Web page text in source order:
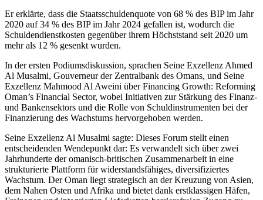
Er erklärte, dass die Staatsschuldenquote von 68 % des BIP im Jahr
2020 auf 34 % des BIP im Jahr 2024 gefallen ist, wodurch die
Schuldendienstkosten gegenüber ihrem Höchststand seit 2020 um
mehr als 12 % gesenkt wurden.
In der ersten Podiumsdiskussion, sprachen Seine Exzellenz Ahmed
Al Musalmi, Gouverneur der Zentralbank des Omans, und Seine
Exzellenz Mahmood Al Aweini über Financing Growth: Reforming
Oman’s Financial Sector, wobei Initiativen zur Stärkung des Finanz-
und Bankensektors und die Rolle von Schuldinstrumenten bei der
Finanzierung des Wachstums hervorgehoben werden.
Seine Exzellenz Al Musalmi sagte: Dieses Forum stellt einen
entscheidenden Wendepunkt dar: Es verwandelt sich über zwei
Jahrhunderte der omanisch-britischen Zusammenarbeit in eine
strukturierte Plattform für widerstandsfähiges, diversifiziertes
Wachstum. Der Oman liegt strategisch an der Kreuzung von Asien,
dem Nahen Osten und Afrika und bietet dank erstklassigen Häfen,